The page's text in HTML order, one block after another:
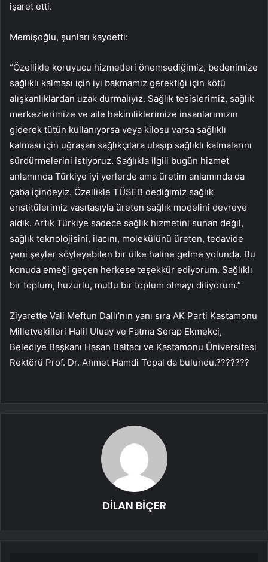
işaret etti.
Memişoğlu, şunları kaydetti:
“Özellikle koruyucu hizmetleri önemsediğimiz, bedenimize
sağlıklı kalması için iyi bakmamız gerektiği için kötü
alışkanlıklardan uzak durmalıyız. Sağlık tesislerimiz, sağlık
merkezlerimize ve aile hekimliklerimize insanlarımızın
giderek tütün kullanıyorsa veya kilosu varsa sağlıklı
kalması için uğraşan sağlıkçılara ulaşıp sağlıklı kalmalarını
sürdürmelerini istiyoruz. Sağlıkla ilgili bugün hizmet
anlamında Türkiye iyi yerlerde ama üretim anlamında da
çaba içindeyiz. Özellikle TÜSEB dediğimiz sağlık
enstitülerimiz vasıtasıyla üreten sağlık modelini devreye
aldık. Artık Türkiye sadece sağlık hizmetini sunan değil,
sağlık teknolojisini, ilacını, molekülünü üreten, tedavide
yeni şeyler söyleyebilen bir ülke haline gelme yolunda. Bu
konuda emeği geçen herkese teşekkür ediyorum. Sağlıklı
bir toplum, huzurlu, mutlu bir toplum olmayı diliyorum.”
Ziyarette Vali Meftun Dallı’nın yanı sıra AK Parti Kastamonu
Milletvekilleri Halil Uluay ve Fatma Serap Ekmekci,
Belediye Başkanı Hasan Baltacı ve Kastamonu Üniversitesi
Rektörü Prof. Dr. Ahmet Hamdi Topal da bulundu.???????
DİLAN BİÇER